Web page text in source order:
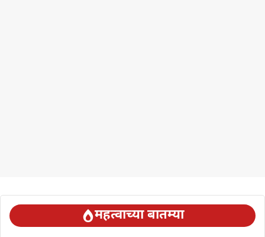
महत्वाच्या बातम्या